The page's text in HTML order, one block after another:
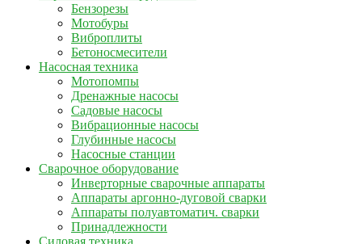
Бензорезы
Мотобуры
Виброплиты
Бетоносмесители
Насосная техника
Мотопомпы
Дренажные насосы
Садовые насосы
Вибрационные насосы
Глубинные насосы
Насосные станции
Сварочное оборудование
Инверторные сварочные аппараты
Аппараты аргонно-дуговой сварки
Аппараты полуавтоматич. сварки
Принадлежности